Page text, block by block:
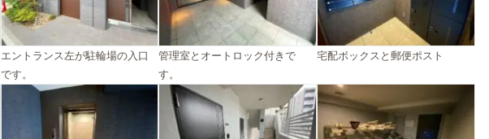
エントランス左が駐輪場の入口
です。
管理室とオートロック付きで
す。
宅配ボックスと郵便ポスト